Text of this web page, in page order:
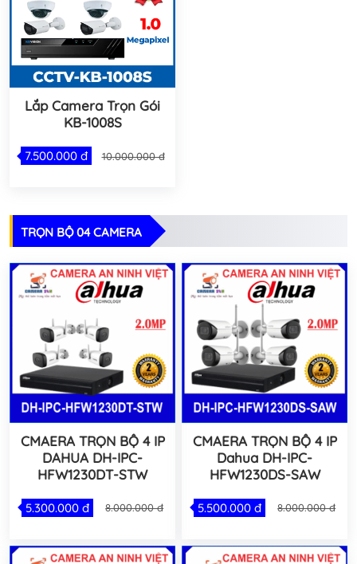
Lắp Camera Trọn Gói
KB-1008S
7.500.000 đ 10.000.000 đ
TRỌN BỘ 04 CAMERA
CMAERA TRỌN BỘ 4 IP
DAHUA DH-IPC-
HFW1230DT-STW
5.300.000 đ 8.000.000 đ
CMAERA TRỌN BỘ 4 IP
Dahua DH-IPC-
HFW1230DS-SAW
5.500.000 đ 8.000.000 đ